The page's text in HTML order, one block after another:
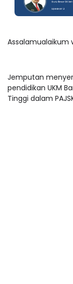
Assalamualaikum
Jemputan
pendidikan UKM
Tinggi dalam